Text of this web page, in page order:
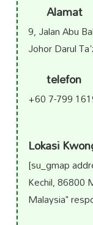
Alamat
9, Jalan Abu
Johor Darul
telefon
+60 7-799
Lokasi
[su_gmap
Kechil, 86800
Malaysia"